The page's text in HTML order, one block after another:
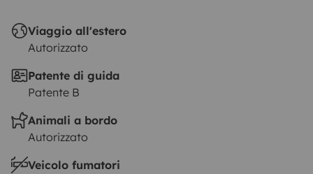
Viaggio all'estero
Autorizzato
Patente di guida
Patente B
Animali a bordo
Autorizzato
Veicolo fumatori